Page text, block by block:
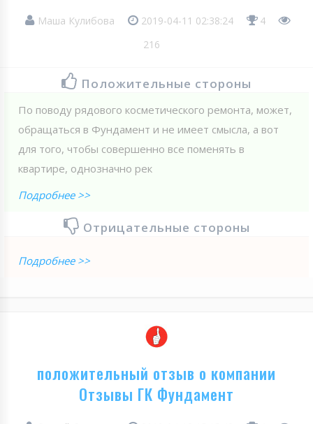
Маша Кулибова 2019-04-11 02:38:24
4
216
Положительные стороны
По поводу рядового косметического ремонта, может,
обращаться в Фундамент и не имеет смысла, а вот
для того, чтобы совершенно все поменять в
квартире, однозначно рек
Подробнее >>
Отрицательные стороны
Подробнее >>
положительный отзыв о компании
Отзывы ГК Фундамент